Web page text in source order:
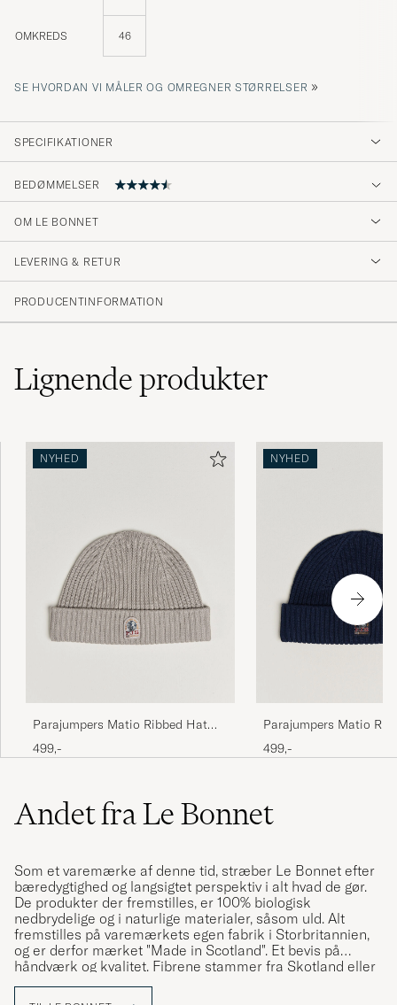
OMKREDS 46
SE HVORDAN VI MÅLER OG OMREGNER STØRRELSER »
SPECIFIKATIONER
BEDØMMELSER
Super Quality-must have winter essential
FABIAN F KØBTE PÅ CAREOFCARL.DE
TONE H KØBTE PÅ CAREOFCARL.NO
Alles super.
Sehr schöne Mütze alles perfekt
SASCHA S KØBTE PÅ CAREOFCARL.DE
OM LE BONNET
LEVERING & RETUR
PRODUCENTINFORMATION
Lignendeprodukter
NYHED
Parajumpers Matio Ribbed Hat
Mid Grey
499,-
NYHED
Parajumpers Matio
Blue Navy
499,-
Andet fra Le Bonnet
Som et varemærke af denne tid, stræber Le Bonnet efter
bæredygtighed og langsigtet perspektiv i alt hvad de gør.
De produkter der fremstilles, er 100% biologisk
nedbrydelige og i naturlige materialer, såsom uld. Alt
fremstilles på varemærkets egen fabrik i Storbritannien,
og er derfor mærket "Made in Scotland". Et bevis på
håndværk og kvalitet. Fibrene stammer fra Skotland eller